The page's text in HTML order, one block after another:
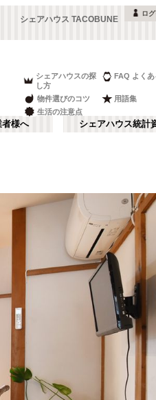
シェアハウス TACOBUNE
ロ
シェアハウスの探
し方
FAQ よく
物件選びのコツ
用語集
生活の注意点
者様へ シェアハウス統計